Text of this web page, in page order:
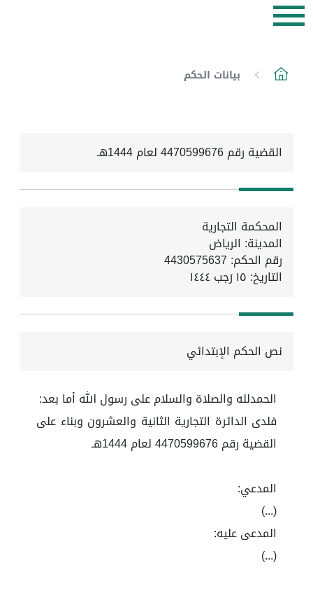
بيانات الحكم
القضية رقم 4470599676 لعام 1444هـ
المحكمة التجارية
المدينة: الرياض
رقم الحكم: 4430575637
التاريخ: ١٥ رَجب ١٤٤٤
نص الحكم الإبتدائي
الحمدلله والصلاة والسلام على رسول الله أما بعد:
فلدى الدائرة التجارية الثانية والعشرون وبناء على
القضية رقم 4470599676 لعام 1444هـ
المدعي:
(...)
المدعى عليه:
(...)